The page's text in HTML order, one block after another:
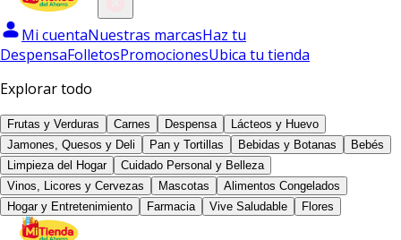
Mi cuentaNuestras marcasHaz tu
DespensaFolletosPromocionesUbica tu tienda
Explorar todo
Frutas y Verduras Carnes Despensa
Lácteos y Huevo
Jamones, Quesos y Deli
Pan y Tortillas Bebidas y Botanas
Bebés
Limpieza del Hogar
Cuidado Personal y Belleza
Vinos, Licores y Cervezas
Mascotas
Alimentos Congelados
Hogar y Entretenimiento
Farmacia Vive Saludable Flores